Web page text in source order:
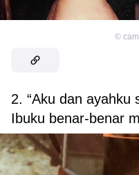
©
2. “Aku dan ayahku
Ibuku benar-benar